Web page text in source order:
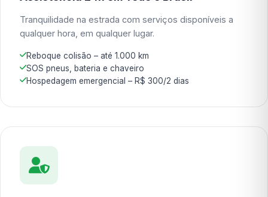
Tranquilidade na estrada com serviços disponíveis a
qualquer hora, em qualquer lugar.
Reboque colisão – até 1.000 km
SOS pneus, bateria e chaveiro
Hospedagem emergencial – R$ 300/2 dias